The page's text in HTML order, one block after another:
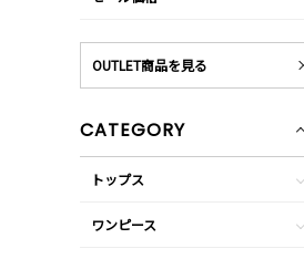
OUTLET商品を見る
CATEGORY
トップス
ワンピース